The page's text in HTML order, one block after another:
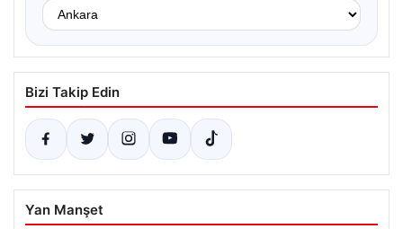
Bizi Takip Edin
Yan Manşet